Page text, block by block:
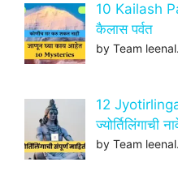
10 Kailash
कैलास पर्वत
by Team
12
ज्योर्तिलिंगाची
by Team